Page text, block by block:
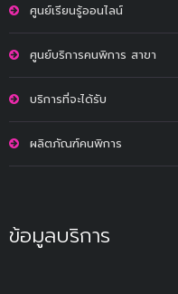
ศูนย์เรียนรู้ออนไลน์
ศูนย์บริการคนพิการ สาขา
บริการที่จะได้รับ
ผลิตภัณฑ์คนพิการ
ข้อมูลบริการ